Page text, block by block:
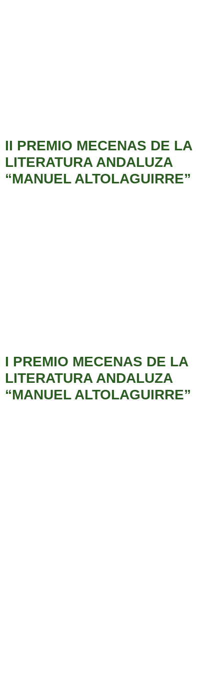
II PREMIO MECENAS DE LA
LITERATURA ANDALUZA
“MANUEL ALTOLAGUIRRE”
I PREMIO MECENAS DE LA
LITERATURA ANDALUZA
“MANUEL ALTOLAGUIRRE”